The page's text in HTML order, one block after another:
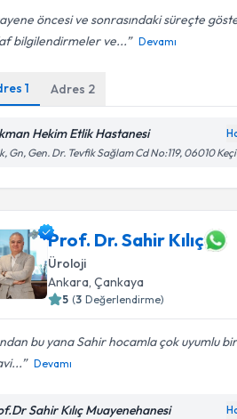
öncesi ve sonrasındaki süreçte
bilgilendirmeler ve...
Devamı
1 Adres 2
Hekim Etlik Hastanesi
Gn, Gen. Dr. Tevfik Sağlam Cd No:119, 06010
Prof. Dr. Sahir Kılıç
Üroloji
Ankara , Çankaya
5 (3 Değerlendirme)
bu yana Sahir hocamla çok uyumlu bir
Devamı
Sahir Kılıç Muayenehanesi